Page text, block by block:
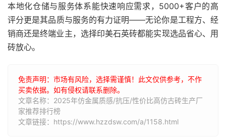
本地化仓储与服务体系能快速响应需求，5000+客户的高
评分更是其品质与服务的有力证明——无论你是工程方、经
销商还是终端业主，选择印美石英砖都能实现选品省心、用
砖放心。
免责声明：市场有风险，选择需谨慎！此文仅供参考，不作
买卖依据。如有侵权请联系删除。
文章名称：2025年仿金属质感/抗压/性价比高仿古砖生产厂
家推荐排行榜
文章链接：https://www.hzzdsw.com/a/1158.html